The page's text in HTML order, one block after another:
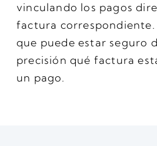
vinculando los pagos
factura correspondiente.
que puede estar seguro
precisión qué factura
un pago.